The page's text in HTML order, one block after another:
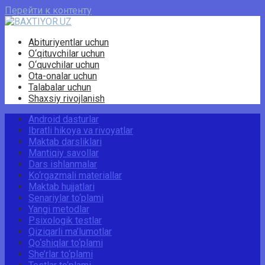
Перейти к контенту
Abituriyentlar uchun
O‘qituvchilar uchun
O‘quvchilar uchun
Ota-onalar uchun
Talabalar uchun
Shaxsiy rivojlanish
Android dasturlar
Ibratli hikoya va rivoyatlar
Maktab darsliklari
Mantiqiy savollar
Dars ishlanmalar
Ko‘rgazmali materiallar
Maktab hujjatlari
Senariylar to‘plami
Yangi metodlar
Psixologik testlar
Qiziqarli ma’lumotlar
Qo‘shiqlar to‘plami
She’rlar to‘plami